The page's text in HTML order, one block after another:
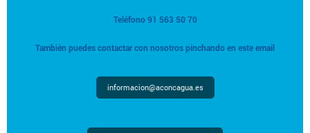
Teléfono 91 563 50 70
También puedes contactar con nosotros pinchando en este email
informacion@aconcagua.es